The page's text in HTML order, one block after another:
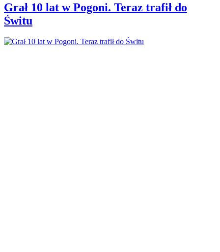
Grał 10 lat w Pogoni. Teraz trafił do
Świtu